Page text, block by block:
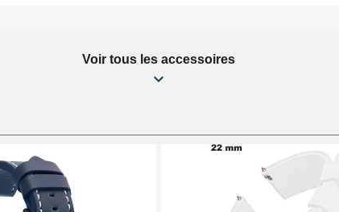
Voir tous les accessoires